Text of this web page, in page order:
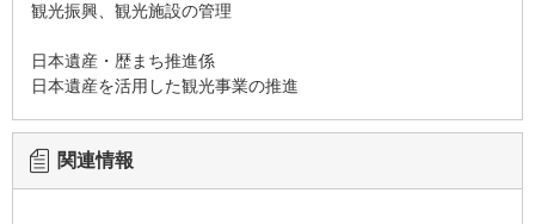
観光振興、観光施設の管理
日本遺産・歴まち推進係
日本遺産を活用した観光事業の推進
関連情報